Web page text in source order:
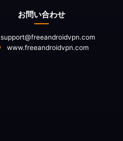
お問い合わせ
support@freeandroidvpn.com
www.freeandroidvpn.com